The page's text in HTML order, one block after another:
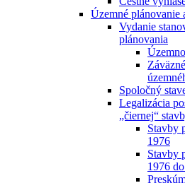
Územné plánovanie
Vydanie
plánovania
Spoločný
Legalizácia
„čiernej“
Stavby
1976
Stavby
1976